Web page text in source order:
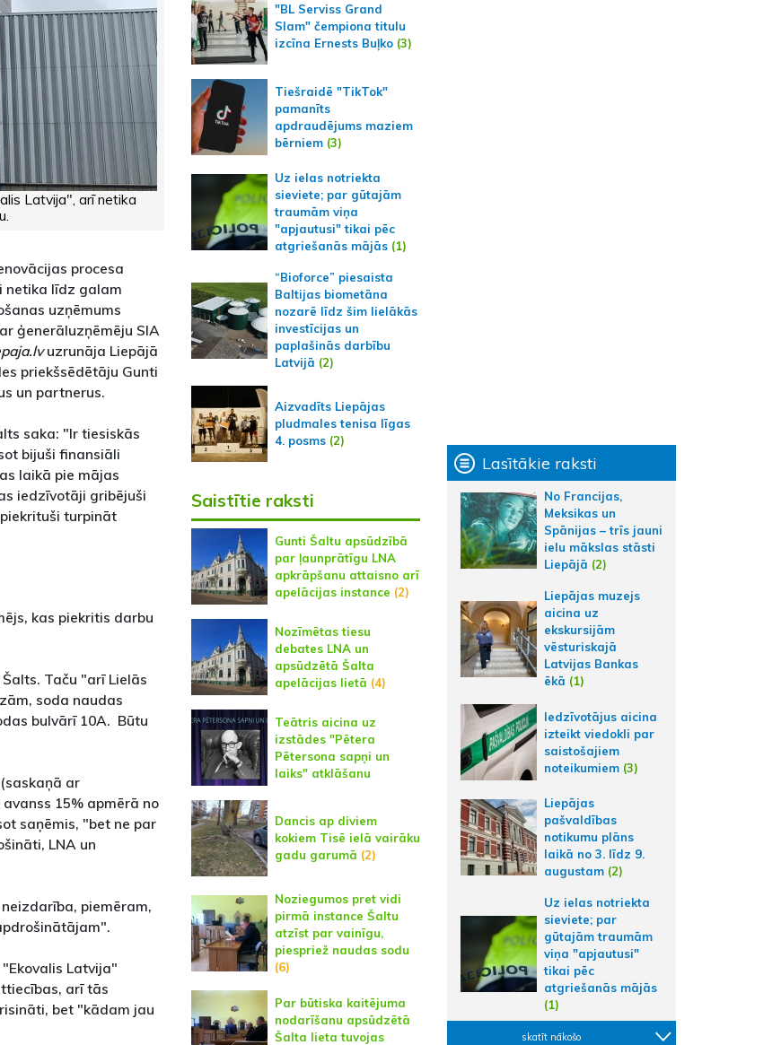
Latvija", arī netika
procesa
netika līdz galam
uzņēmums
ģenerāluzņēmēju SIA
uzrunāja Liepājā
priekšsēdētāju Gunti
un partnerus.
saka: "Ir tiesiskās
bijuši finansiāli
laikā pie mājas
iedzīvotāji gribējuši
turpināt
kas piekritis darbu
Taču "arī Lielās
soda naudas
bulvārī 10A. Būtu
ar
15% apmērā no
saņēmis, "bet ne par
LNA un
piemēram,
Latvija"
arī tās
bet "kādam jau
"BL Serviss Grand
Slam" čempiona titulu
izcīna Ernests Buļko(3)
Tiešraidē "TikTok"
pamanīts
apdraudējums maziem
bērniem(3)
Uz ielas notriekta
sieviete; par gūtajām
traumām viņa
"apjautusi" tikai pēc
atgriešanās mājās(1)
“Bioforce” piesaista
Baltijas biometāna
nozarē līdz šim lielākās
investīcijas un
paplašinās darbību
Latvijā (2)
Aizvadīts Liepājas
pludmales tenisa līgas
4. posms(2)
Saistītie raksti
Gunti Šaltu apsūdzībā
par ļaunprātīgu LNA
apkrāpšanu attaisno arī
apelācijas instance (2)
Nozīmētas tiesu
debates LNA un
apsūdzētā Šalta
apelācijas lietā (4)
Teātris aicina uz
izstādes "Pētera
Pētersona sapņi un
laiks" atklāšanu
Dancis ap diviem
kokiem Tisē ielā vairāku
gadu garumā (2)
Noziegumos pret vidi
pirmā instance Šaltu
atzīst par vainīgu,
piespriež naudas sodu
(6)
Par būtiska kaitējuma
nodarīšanu apsūdzētā
Šalta lieta tuvojas
Lasītākie raksti
No Francijas,
Meksikas un
Spānijas – trīs jauni
ielu mākslas stāsti
Liepājā (2)
Liepājas muzejs
aicina uz
ekskursijām
vēsturiskajā
Latvijas Bankas
ēkā (1)
Iedzīvotājus aicina
izteikt viedokli par
saistošajiem
noteikumiem (3)
Liepājas
pašvaldības
notikumu plāns
laikā no 3. līdz 9.
augustam (2)
Uz ielas notriekta
sieviete; par
gūtajām traumām
viņa "apjautusi"
tikai pēc
atgriešanās mājās
(1)
skatīt nākošo